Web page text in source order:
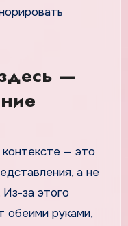
—
— это
а не
за этого
обеими руками,